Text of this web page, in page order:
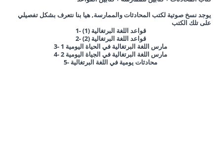
يوجد نسخ صوتية لكتب المحادثات والممارسة, هيا بنا نتعرف بشكل تفصيلي
على تلك الكتب
1- قواعد اللغة البرتغالية (1)
2-(2) قواعد اللغة البرتغالية
3- مارس اللغة البرتغالية في الحياة اليومية 1
4- مارس اللغة البرتغالية في الجياة اليومية 2
5- محادثات يومية في اللغة البرتغالية